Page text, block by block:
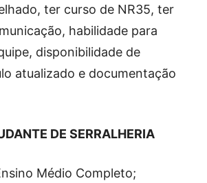
ter curso de NR35, ter
habilidade para
disponibilidade de
atualizado e documentação
DE SERRALHERIA
Médio Completo;